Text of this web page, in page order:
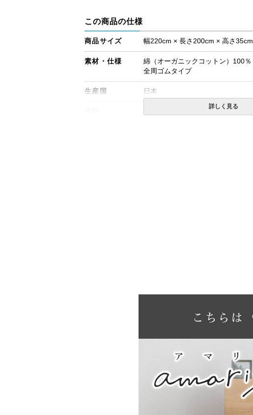
この商品の仕様
商品サイズ 幅220cm × 長さ200cm × 高さ35cm
素材・仕様
綿（オーガニックコットン）100％
全周ゴムタイプ
生産国 日本
詳しく見る